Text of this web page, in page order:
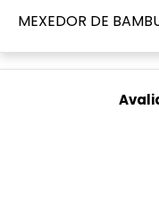
MEXEDOR DE